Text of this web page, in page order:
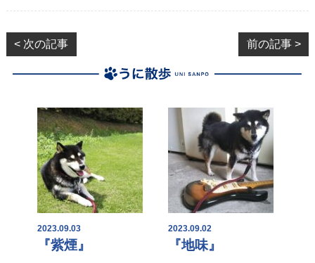
< 次の記事 前の記事 >
2023.09.03
『紫煙』
2023.09.02
『地味』